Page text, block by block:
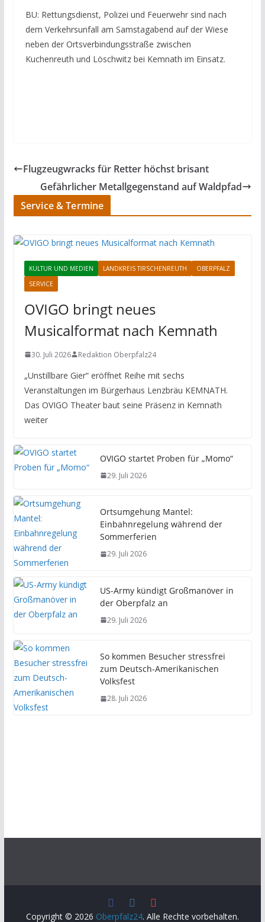
BU: Rettungsdienst, Polizei und Feuerwehr sind nach
dem Verkehrsunfall am Samstagabend auf der Wiese
neben der Ortsverbindungsstraße zwischen
Kuchenreuth und Löschwitz bei Kemnath im Einsatz.
Flugzeugwracks für Retter höchst brisant
Gefährlicher Metallgegenstand auf Waldpfad
Service & Termine
KULTUR UND MEDIEN LANDKREIS TIRSCHENREUTH
OBERPFALZ
SERVICE
OVIGO bringt neues
Musicalformat nach Kemnath
30. Juli 2026 Redaktion Oberpfalz24
„Unstillbare Gier“ eröffnet Reihe mit sechs
Veranstaltungen im Bürgerhaus Lenzbräu KEMNATH.
Das OVIGO Theater baut seine Präsenz in Kemnath
weiter
OVIGO startet Proben für „Momo“
29. Juli 2026
Ortsumgehung Mantel:
Einbahnregelung während der
Sommerferien
29. Juli 2026
US-Army kündigt Großmanöver in
der Oberpfalz an
29. Juli 2026
So kommen Besucher stressfrei
zum Deutsch-Amerikanischen
Volksfest
28. Juli 2026
Copyright © 2026 Oberpfalz24. Alle Rechte vorbehalten.